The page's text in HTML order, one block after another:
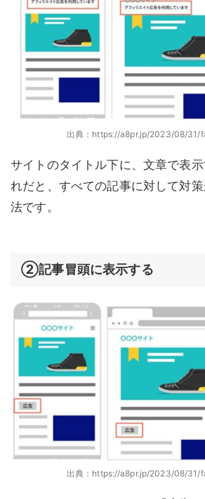
出典：https://a8pr.jp/2023/08/31/
サイトのタイトル下に、文章で表
れだと、すべての記事に対して対
法です。
②記事冒頭に表示する
出典：https://a8pr.jp/2023/08/31/